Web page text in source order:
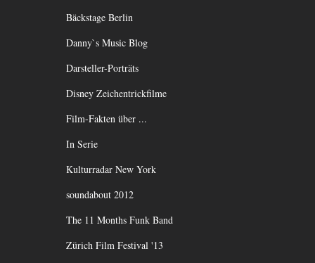
Bäckstage Berlin
Danny`s Music Blog
Darsteller-Porträts
Disney Zeichentrickfilme
Film-Fakten über ...
In Serie
Kulturradar New York
soundabout 2012
The 11 Months Funk Band
Zürich Film Festival '13